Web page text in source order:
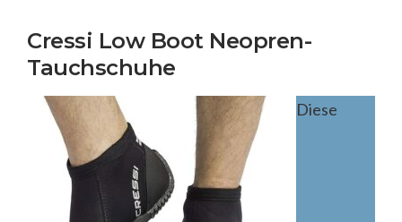
Cressi Low Boot Neopren-
Tauchschuhe
Diese